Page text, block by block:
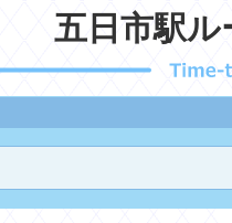
五日市駅ル